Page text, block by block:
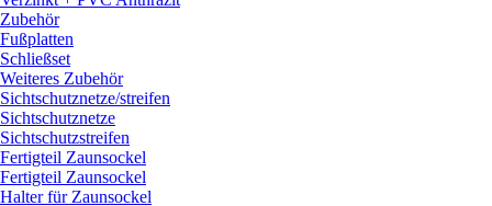
Zubehör
Fußplatten
Schließset
Weiteres Zubehör
Sichtschutznetze/streifen
Sichtschutznetze
Sichtschutzstreifen
Fertigteil Zaunsockel
Fertigteil Zaunsockel
Halter für Zaunsockel